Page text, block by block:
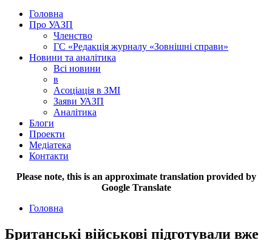
Головна
Про УАЗП
Членство
ГС «Редакція журналу «Зовнішні справи»
Новини та аналітика
Всі новини
в
Асоціація в ЗМІ
Заяви УАЗП
Аналітика
Блоги
Проекти
Медіатека
Контакти
Please note, this is an approximate translation provided by
Google Translate
Головна
Британські військові підготували вже